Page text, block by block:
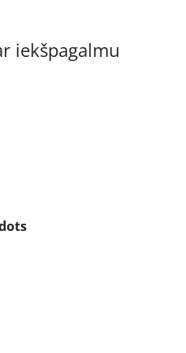
iekšpagalmu